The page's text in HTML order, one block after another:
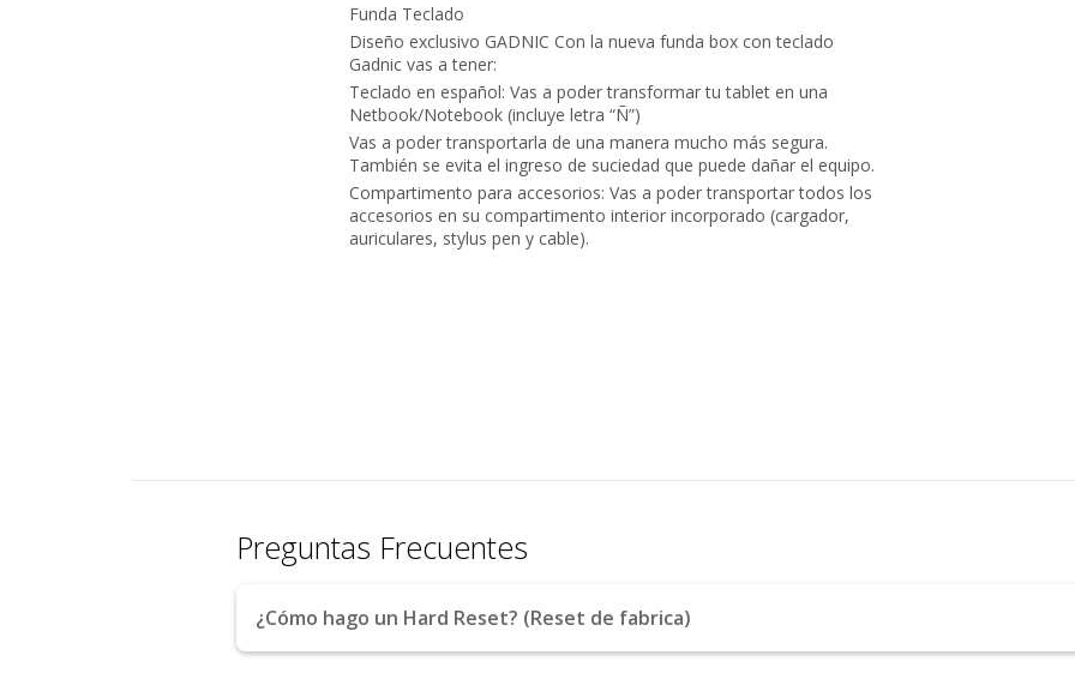
Funda Teclado
Diseño exclusivo GADNIC Con la nueva funda box con teclado
Gadnic vas a tener:
Teclado en español: Vas a poder transformar tu tablet en una
Netbook/Notebook (incluye letra “Ñ”)
Vas a poder transportarla de una manera mucho más segura.
También se evita el ingreso de suciedad que puede dañar el equipo.
Compartimento para accesorios: Vas a poder transportar todos los
accesorios en su compartimento interior incorporado (cargador,
auriculares, stylus pen y cable).
Preguntas Frecuentes
¿Cómo hago un Hard Reset? (Reset de fabrica)